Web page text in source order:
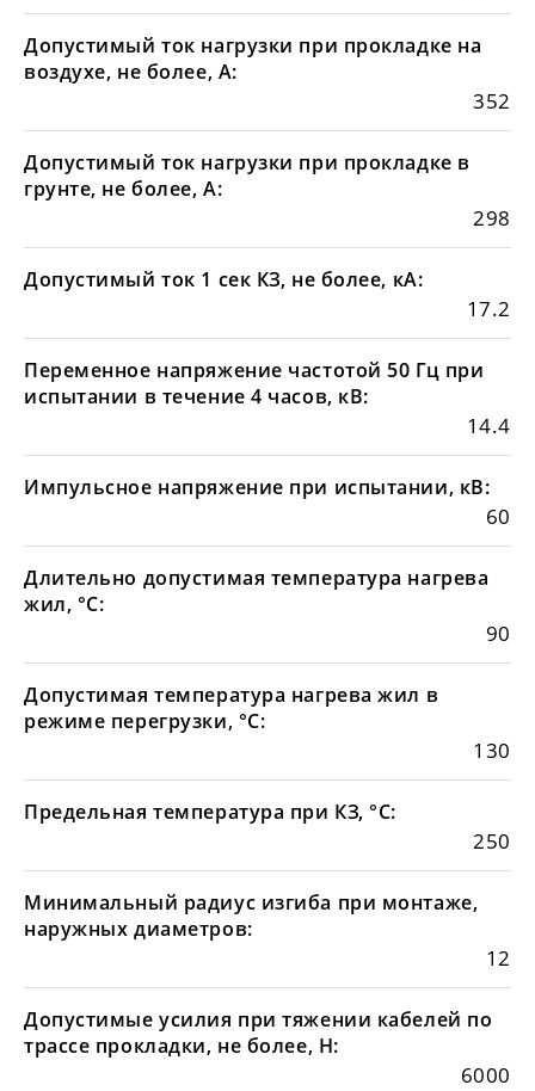
Допустимый ток нагрузки при прокладке на
воздухе, не более, А:
352
Допустимый ток нагрузки при прокладке в
грунте, не более, А:
298
Допустимый ток 1 сек КЗ, не более, кА:
17.2
Переменное напряжение частотой 50 Гц при
испытании в течение 4 часов, кВ:
14.4
Импульсное напряжение при испытании, кВ:
60
Длительно допустимая температура нагрева
жил, °С:
90
Допустимая температура нагрева жил в
режиме перегрузки, °С:
130
Предельная температура при КЗ, °С:
250
Минимальный радиус изгиба при монтаже,
наружных диаметров:
12
Допустимые усилия при тяжении кабелей по
трассе прокладки, не более, Н:
6000